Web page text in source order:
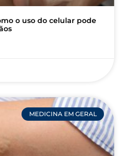
o uso do celular pode
MEDICINA EM GERAL